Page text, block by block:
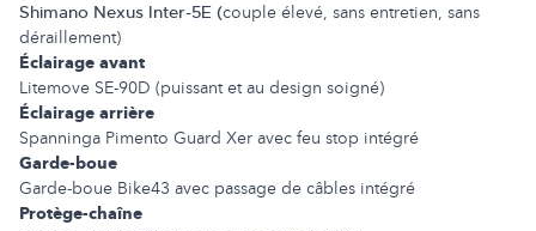
Shimano Nexus Inter-5E (couple élevé, sans entretien, sans
déraillement)
Éclairage avant
Litemove SE-90D (puissant et au design soigné)
Éclairage arrière
Spanninga Pimento Guard Xer avec feu stop intégré
Garde-boue
Garde-boue Bike43 avec passage de câbles intégré
Protège-chaîne